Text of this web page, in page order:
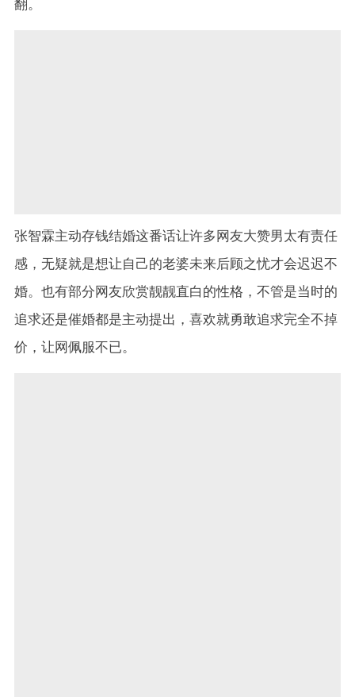
翻。
张智霖主动存钱结婚这番话让许多网友大赞男太有责任
感，无疑就是想让自己的老婆未来后顾之忧才会迟迟不
婚。也有部分网友欣赏靓靓直白的性格，不管是当时的
追求还是催婚都是主动提出，喜欢就勇敢追求完全不掉
价，让网佩服不已。